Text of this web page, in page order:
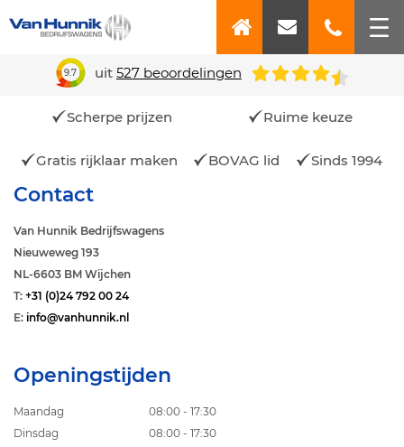
9.7 uit 527beoordelingen
Scherpe prijzen Ruime keuze
Gratis rijklaar maken BOVAG lid Sinds 1994
Contact
Van Hunnik Bedrijfswagens
Nieuweweg 193
NL-6603 BM Wijchen
T: +31 (0)24 792 00 24
E: info@vanhunnik.nl
Openingstijden
Maandag
08:00 - 17:30
Dinsdag
08:00 - 17:30